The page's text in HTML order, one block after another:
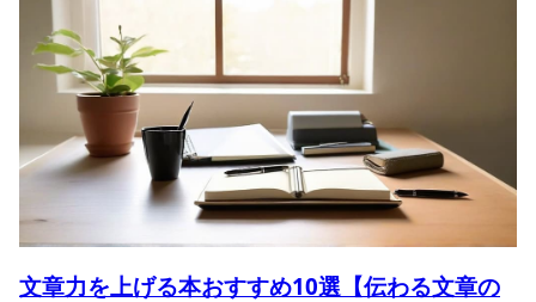
文章力を上げる本おすすめ10選【伝わる文章の